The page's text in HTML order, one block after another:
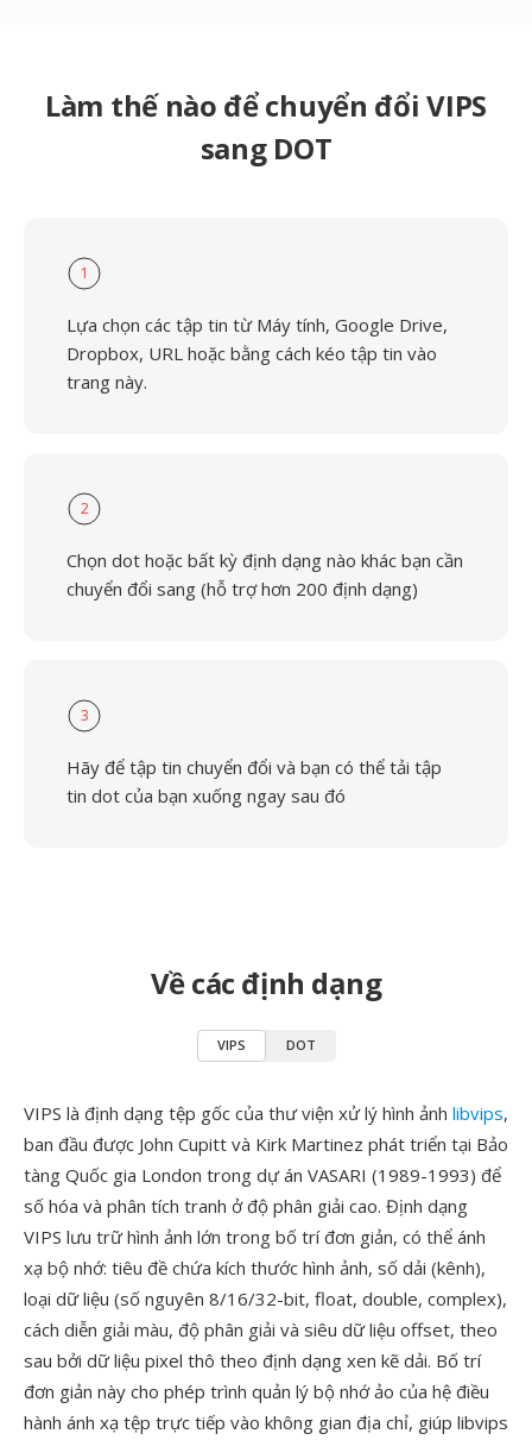
Làm thế nào để chuyển đổi VIPS
sang DOT
1
Lựa chọn các tập tin từ Máy tính, Google Drive,
Dropbox, URL hoặc bằng cách kéo tập tin vào
trang này.
2
Chọn dot hoặc bất kỳ định dạng nào khác bạn cần
chuyển đổi sang (hỗ trợ hơn 200 định dạng)
3
Hãy để tập tin chuyển đổi và bạn có thể tải tập
tin dot của bạn xuống ngay sau đó
Về các định dạng
VIPS DOT
VIPS là định dạng tệp gốc của thư viện xử lý hình ảnh libvips,
ban đầu được John Cupitt và Kirk Martinez phát triển tại Bảo
tàng Quốc gia London trong dự án VASARI (1989-1993) để
số hóa và phân tích tranh ở độ phân giải cao. Định dạng
VIPS lưu trữ hình ảnh lớn trong bố trí đơn giản, có thể ánh
xạ bộ nhớ: tiêu đề chứa kích thước hình ảnh, số dải (kênh),
loại dữ liệu (số nguyên 8/16/32-bit, float, double, complex),
cách diễn giải màu, độ phân giải và siêu dữ liệu offset, theo
sau bởi dữ liệu pixel thô theo định dạng xen kẽ dải. Bố trí
đơn giản này cho phép trình quản lý bộ nhớ ảo của hệ điều
hành ánh xạ tệp trực tiếp vào không gian địa chỉ, giúp libvips